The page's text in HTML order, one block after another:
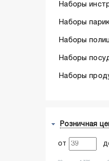
Наборы
Наборы
Наборы
Наборы
Наборы
Розничная
от